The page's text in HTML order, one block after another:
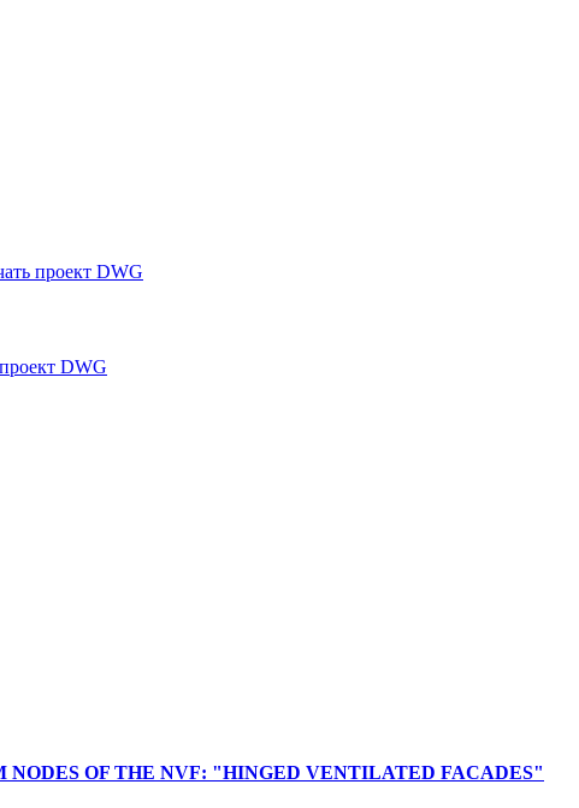
проект DWG
DWG
OF THE NVF: "HINGED VENTILATED FACADES"